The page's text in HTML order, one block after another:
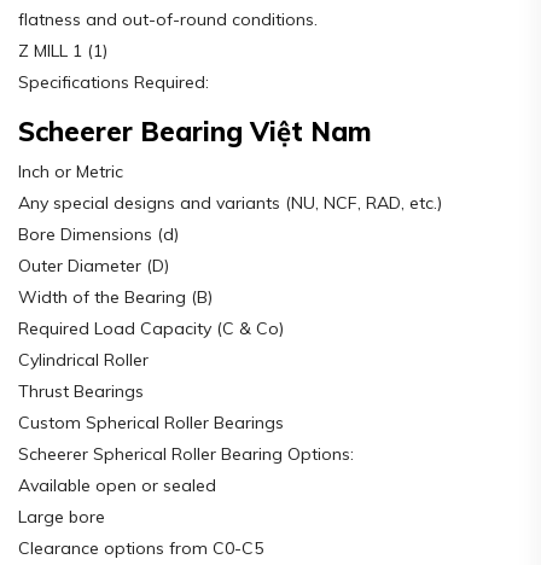
flatness and out-of-round conditions.
Z MILL 1 (1)
Specifications Required:
Scheerer Bearing Việt Nam
Inch or Metric
Any special designs and variants (NU, NCF, RAD, etc.)
Bore Dimensions (d)
Outer Diameter (D)
Width of the Bearing (B)
Required Load Capacity (C & Co)
Cylindrical Roller
Thrust Bearings
Custom Spherical Roller Bearings
Scheerer Spherical Roller Bearing Options:
Available open or sealed
Large bore
Clearance options from C0-C5